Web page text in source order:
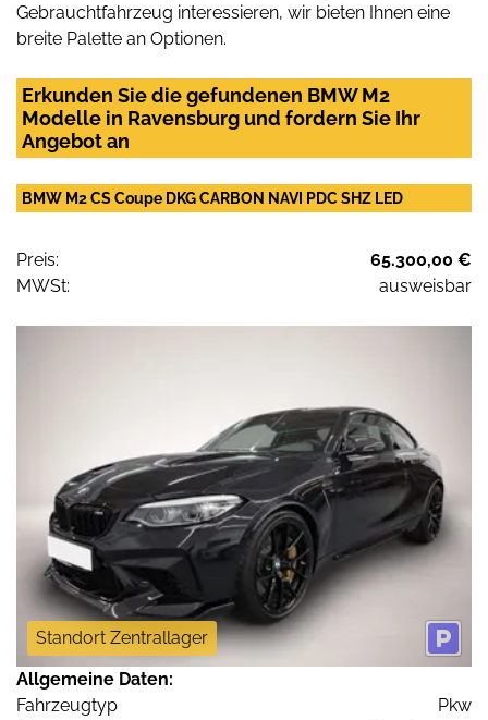
Gebrauchtfahrzeug interessieren, wir bieten Ihnen eine
breite Palette an Optionen.
Erkunden Sie die gefundenen BMW M2
Modelle in Ravensburg und fordern Sie Ihr
Angebot an
BMW M2 CS Coupe DKG CARBON NAVI PDC SHZ LED
Preis:
65.300,00 €
MWSt:
ausweisbar
Standort Zentrallager
Allgemeine Daten:
Fahrzeugtyp
Pkw